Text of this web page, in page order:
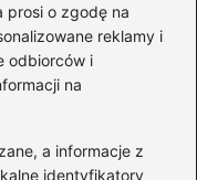
prosi o zgodę na
reklamy i
odbiorców i
na
a informacje z
identyfikatory
o lekturach
o historii literatury i
Lubię odkrywać
refleksjami, polecać
że literatura
odległa.
którzy chcą